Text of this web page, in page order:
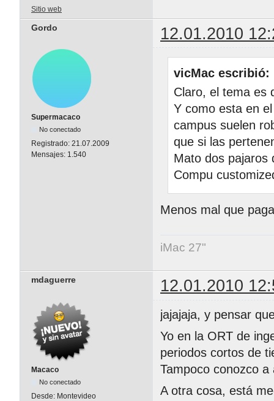
Sitio web
Gordo 12.01.2010
Supermacaco
No conectado
Registrado: 21.07.2009
Mensajes: 1.540
vicMac escribió:
Claro, el tema es
Y como esta en
campus suelen
que si las
Mato dos pajaros
Compu
Menos mal que
iMac 27"
mdaguerre 12.01.2010
Macaco
No conectado
Desde: Montevideo
jajajaja, y pensar
Yo en la ORT de
periodos cortos de
Tampoco conozco
A otra cosa, está